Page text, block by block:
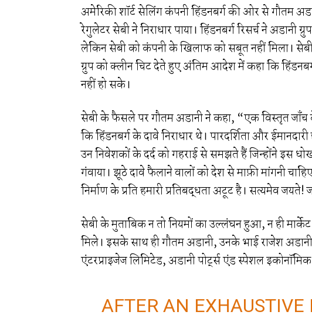
अमेरिकी शॉर्ट सेलिंग कंपनी हिंडनबर्ग की ओर से गौतम
रेगुलेटर सेबी ने निराधार पाया। हिंडनबर्ग रिसर्च ने अडानी
लेकिन सेबी को कंपनी के खिलाफ को सबूत नहीं मिला।
ग्रुप को क्लीन चिट देते हुए अंतिम आदेश में कहा कि
नहीं हो सके।
सेबी के फैसले पर गौतम अडानी ने कहा, “एक विस्तृत जाँच
कि हिंडनबर्ग के दावे निराधार थे। पारदर्शिता और
उन निवेशकों के दर्द को गहराई से समझते हैं जिन्होंने इस
गंवाया। झूठे दावे फैलाने वालों को देश से माफ़ी मांगनी
निर्माण के प्रति हमारी प्रतिबद्धता अटूट है। सत्यमेव जयते!
सेबी के मुताबिक न तो नियमों का उल्लंघन हुआ, न ही
मिले। इसके साथ ही गौतम अडानी, उनके भाई राजेश
एंटरप्राइजेज लिमिटेड, अडानी पोर्ट्स एंड स्पेशल
AFTER AN EXHAUSTIVE